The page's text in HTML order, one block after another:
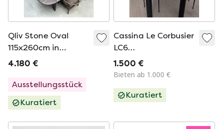
Qliv Stone Oval
115x260cm in
Charcoal Schwarz
Esche Vitrine
4.180 €
Ausstellungsstück
Kuratiert
Cassina Le Corbusier
LC6
Eettafel/Vergadertafel
1.500 €
Bieten ab 1.000 €
Kuratiert